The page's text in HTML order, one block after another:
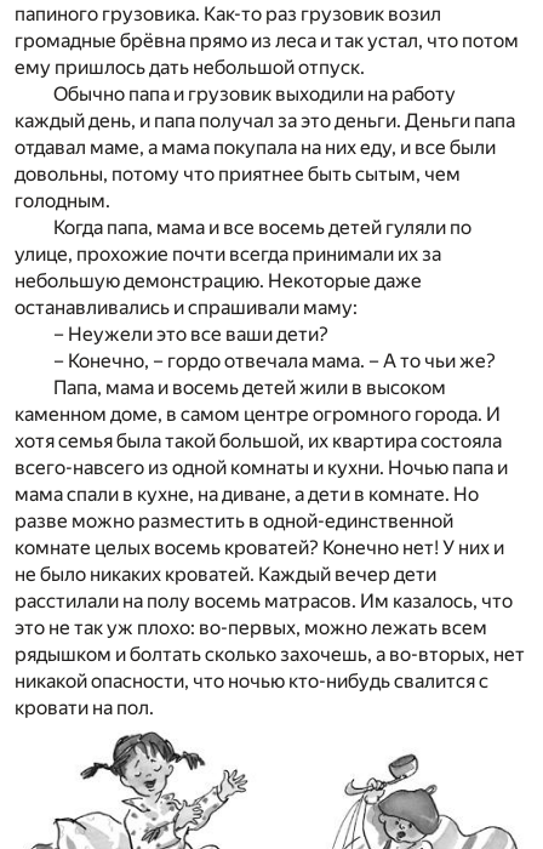
папиного грузовика. Как-то раз грузовик возил
громадные брёвна прямо из леса и так устал, что потом
ему пришлось дать небольшой отпуск.
Обычно папа и грузовик выходили на работу
каждый день, и папа получал за это деньги. Деньги папа
отдавал маме, а мама покупала на них еду, и все были
довольны, потому что приятнее быть сытым, чем
голодным.
Когда папа, мама и все восемь детей гуляли по
улице, прохожие почти всегда принимали их за
небольшую демонстрацию. Некоторые даже
останавливались и спрашивали маму:
– Неужели это все ваши дети?
– Конечно, – гордо отвечала мама. – А то чьи же?
Папа, мама и восемь детей жили в высоком
каменном доме, в самом центре огромного города. И
хотя семья была такой большой, их квартира состояла
всего-навсего из одной комнаты и кухни. Ночью папа и
мама спали в кухне, на диване, а дети в комнате. Но
разве можно разместить в одной-единственной
комнате целых восемь кроватей? Конечно нет! У них и
не было никаких кроватей. Каждый вечер дети
расстилали на полу восемь матрасов. Им казалось, что
это не так уж плохо: во-первых, можно лежать всем
рядышком и болтать сколько захочешь, а во-вторых, нет
никакой опасности, что ночью кто-нибудь свалится с
кровати на пол.